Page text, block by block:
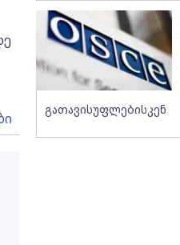
გათავისუფლებისკენ